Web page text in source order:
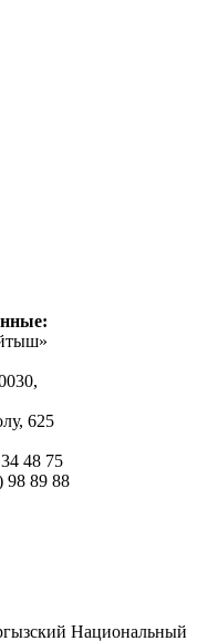
625
34 48 75
98 89 88
Национальный